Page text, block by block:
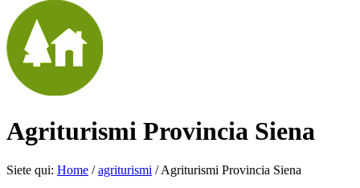
Agriturismi Provincia Siena
Siete qui: Home / agriturismi / Agriturismi Provincia Siena